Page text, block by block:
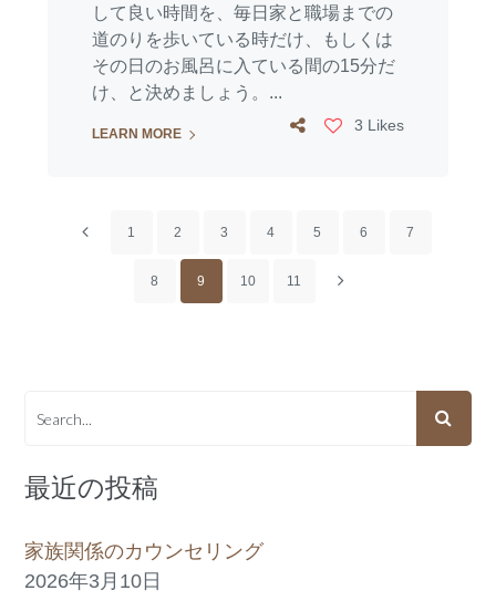
して良い時間を、毎日家と職場までの
道のりを歩いている時だけ、もしくは
その日のお風呂に入ている間の15分だ
け、と決めましょう。...
LEARN MORE 3 Likes
1 2 3 4 5 6 7
8 9 10 11
最近の投稿
家族関係のカウンセリング
2026年3月10日